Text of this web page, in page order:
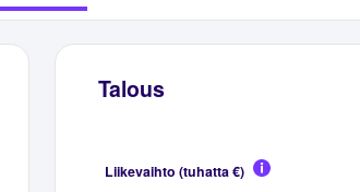
Talous
Liikevaihto (tuhatta €)